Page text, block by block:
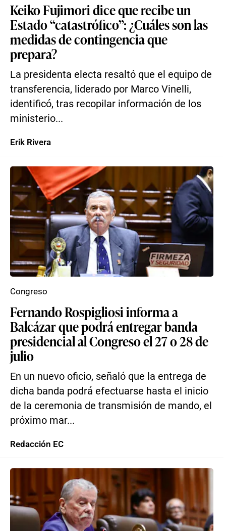
Keiko Fujimori dice que recibe un
Estado “catastrófico”: ¿Cuáles son las
medidas de contingencia que
prepara?
La presidenta electa resaltó que el equipo de
transferencia, liderado por Marco Vinelli,
identificó, tras recopilar información de los
ministerio...
Erik Rivera
Fernando Rospigliosi informa a
Balcázar que podrá entregar banda
presidencial al Congreso el 27 o 28 de
julio
En un nuevo oficio, señaló que la entrega de
dicha banda podrá efectuarse hasta el inicio
de la ceremonia de transmisión de mando, el
próximo mar...
Congreso
Redacción EC